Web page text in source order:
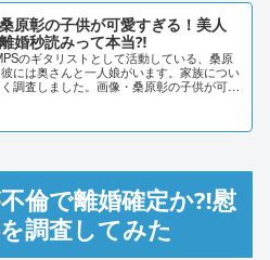
原彰の子供が可愛すぎる！美人
婚秒読みって本当⁈
のギタリストとして活動している、桑原
には奥さんと一人娘がいます。家族につい
調査しました。画像・桑原彰の子供が可愛
倫で離婚確定か⁈慰
調査してみた